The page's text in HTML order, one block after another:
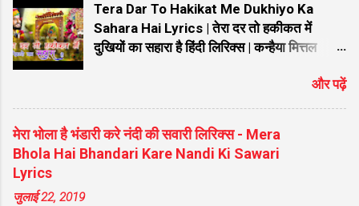
लिरिक्स वि...
Tera Dar To Hakikat Me Dukhiyo Ka
Sahara Hai Lyrics | तेरा दर तो हकीकत में
दुखियों का सहारा है हिंदी लिरिक्स | कन्हैया मित्तल
Dukhiyo Ka Sahara Hai Lyrics | तेरा दर तो
हकीकत में दुखियों का सहारा है हिंदी लिरिक्स | कन्हैया
मित्तल New Bhajan तेरा दर तो हकीकत में दुखियों
का सहारा है Lyrics: खाटू श्याम जी को समर्पित यह
विख्यात और हृदयस्पर्शी भजन भक्तों के बीच अत्यंत
और पढ़ें
मेरा भोला है भंडारी करे नंदी की सवारी लिरिक्स - Mera
Bhola Hai Bhandari Kare Nandi Ki Sawari
Lyrics
जुलाई 22, 2019